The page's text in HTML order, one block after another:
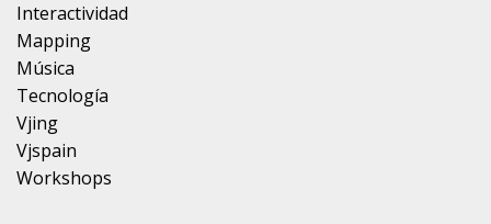
Interactividad
Mapping
Música
Tecnología
Vjing
Vjspain
Workshops